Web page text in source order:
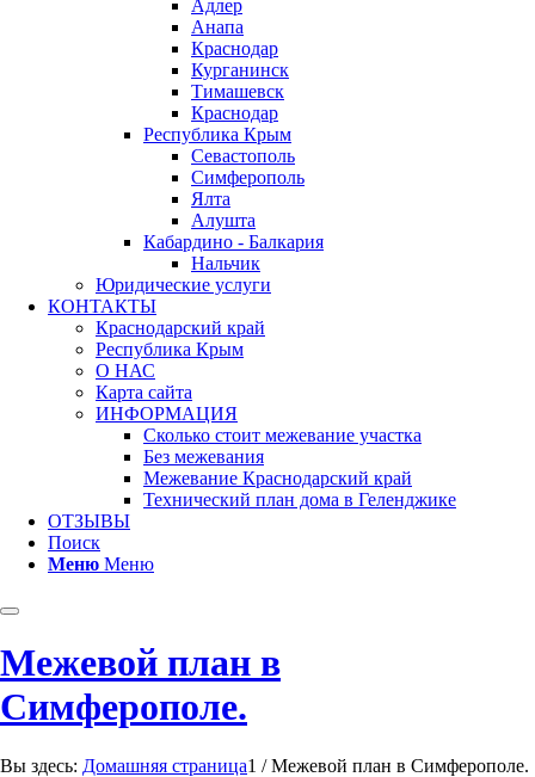
Адлер
Анапа
Краснодар
Курганинск
Тимашевск
Краснодар
Республика Крым
Севастополь
Симферополь
Ялта
Алушта
Кабардино - Балкария
Нальчик
Юридические услуги
КОНТАКТЫ
Краснодарский край
Республика Крым
О НАС
Карта сайта
ИНФОРМАЦИЯ
Сколько стоит межевание участка
Без межевания
Межевание Краснодарский край
Технический план дома в Геленджике
ОТЗЫВЫ
Поиск
Меню Меню
Межевой план в
Симферополе.
Вы здесь: Домашняя страница1 / Межевой план в Симферополе.